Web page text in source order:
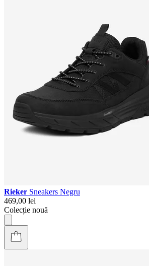
Rieker Sneakers Negru
469,00 lei
Colecție nouă